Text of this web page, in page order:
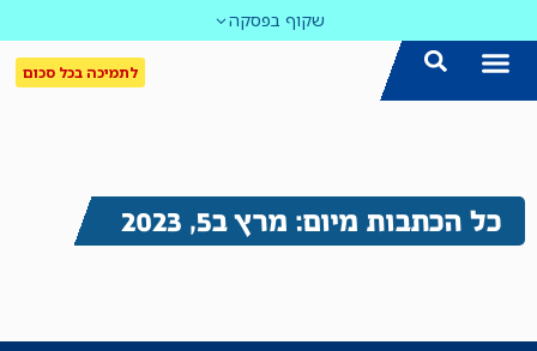
שקוף בפסקה
לתמיכה בכל סכום
כל הכתבות מיום: מרץ ב5, 2023